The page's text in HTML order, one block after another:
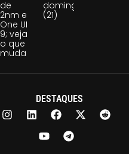
de
2nm e
One UI
9; veja
o que
muda
domingo
(21)
DESTAQUES